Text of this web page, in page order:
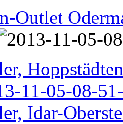
Outlet
Idar-